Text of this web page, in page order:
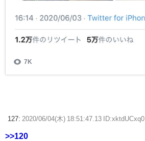
127: 2020/06/04(木) 18:51:47.13 ID:xktdUCxq0
>>120